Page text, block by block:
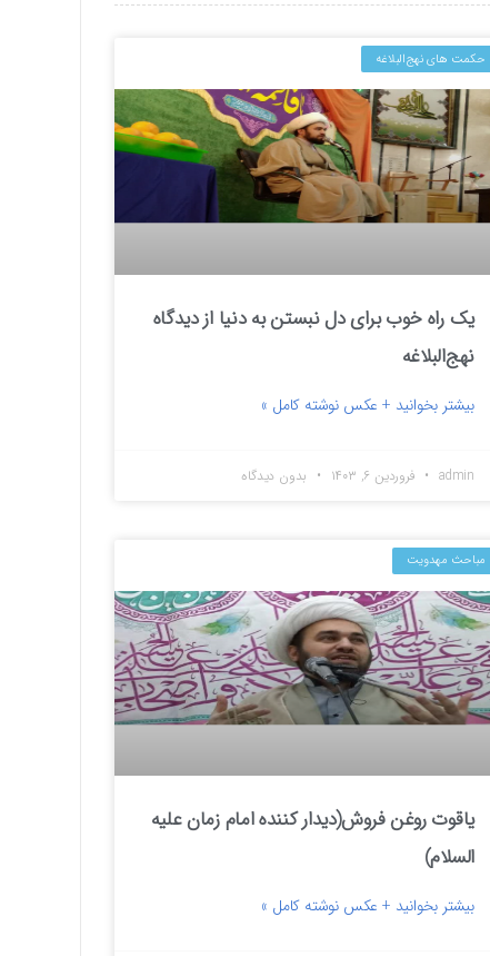
حکمت های نهج‌البلاغه
یک راه خوب برای دل نبستن به دنیا از دیدگاه
نهج‌البلاغه
بیشتر بخوانید + عکس نوشته کامل »
admin فروردین ۶, ۱۴۰۳ بدون دیدگاه
مباحث مهدویت
یاقوت روغن فروش(دیدار کننده امام زمان علیه
السلام)
بیشتر بخوانید + عکس نوشته کامل »